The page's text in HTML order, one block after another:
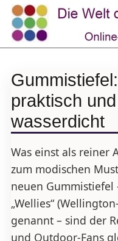
praktisch
wasserdicht
Was einst als reiner
zum modischen
neuen Gummistiefel
„Wellies“
genannt – sind der
und Outdoor-Fans